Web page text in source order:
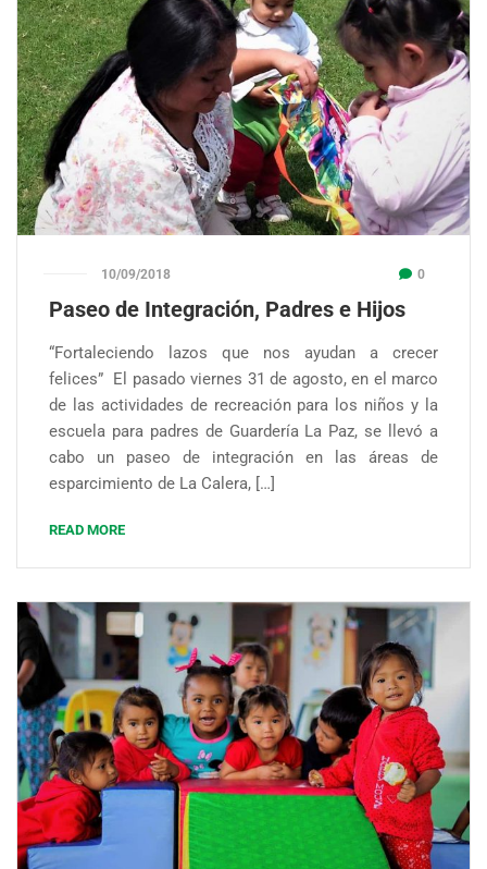
10/09/2018 0
Paseo de Integración, Padres e Hijos
“Fortaleciendo lazos que nos ayudan a crecer
felices” El pasado viernes 31 de agosto, en el marco
de las actividades de recreación para los niños y la
escuela para padres de Guardería La Paz, se llevó a
cabo un paseo de integración en las áreas de
esparcimiento de La Calera, […]
READ MORE